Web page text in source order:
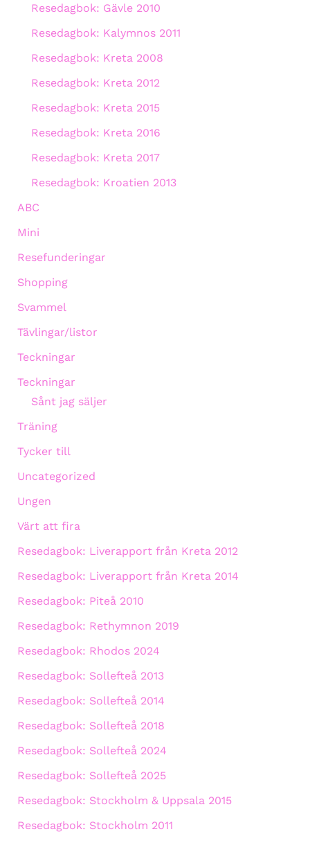
Resedagbok: Gävle 2010
Resedagbok: Kalymnos 2011
Resedagbok: Kreta 2008
Resedagbok: Kreta 2012
Resedagbok: Kreta 2015
Resedagbok: Kreta 2016
Resedagbok: Kreta 2017
Resedagbok: Kroatien 2013
ABC
Mini
Resefunderingar
Shopping
Svammel
Tävlingar/listor
Teckningar
Teckningar
Sånt jag säljer
Träning
Tycker till
Uncategorized
Ungen
Värt att fira
Resedagbok: Liverapport från Kreta 2012
Resedagbok: Liverapport från Kreta 2014
Resedagbok: Piteå 2010
Resedagbok: Rethymnon 2019
Resedagbok: Rhodos 2024
Resedagbok: Sollefteå 2013
Resedagbok: Sollefteå 2014
Resedagbok: Sollefteå 2018
Resedagbok: Sollefteå 2024
Resedagbok: Sollefteå 2025
Resedagbok: Stockholm & Uppsala 2015
Resedagbok: Stockholm 2011